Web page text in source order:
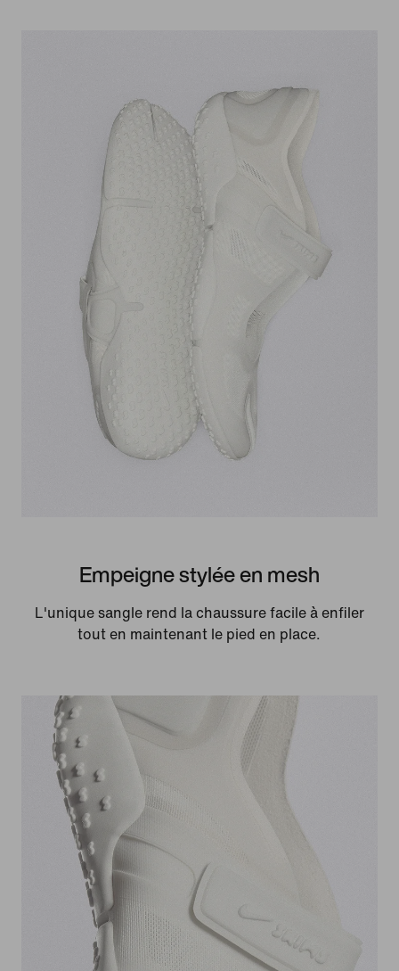
Empeigne stylée en mesh
L'unique sangle rend la chaussure facile à enfiler
tout en maintenant le pied en place.